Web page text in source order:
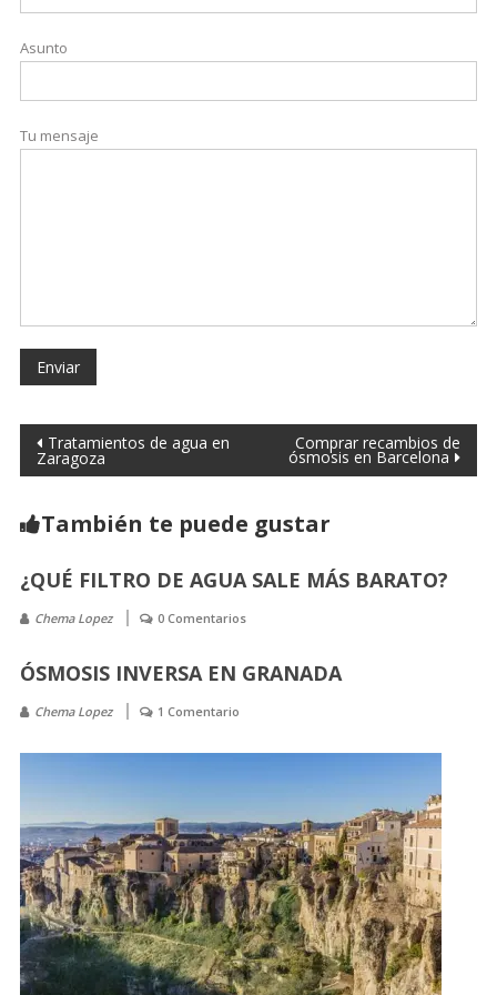
Asunto
Tu mensaje
Tratamientos de agua en
Zaragoza
Comprar recambios de
ósmosis en Barcelona
También te puede gustar
¿QUÉ FILTRO DE AGUA SALE MÁS BARATO?
Chema Lopez 0 Comentarios
ÓSMOSIS INVERSA EN GRANADA
Chema Lopez 1 Comentario